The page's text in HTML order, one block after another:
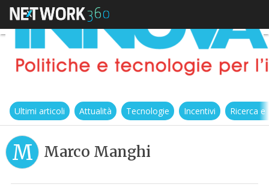
Ultimi articoli Attualità Tecnologie Incentivi Ricerca
M Marco Manghi